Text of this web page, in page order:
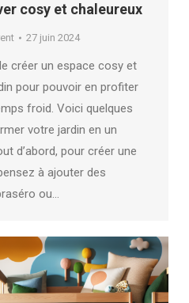
cosy et chaleureux
27 juin 2024
créer un espace cosy et
pour pouvoir en profiter
froid. Voici quelques
votre jardin en un
d’abord, pour créer une
à ajouter des
ou…